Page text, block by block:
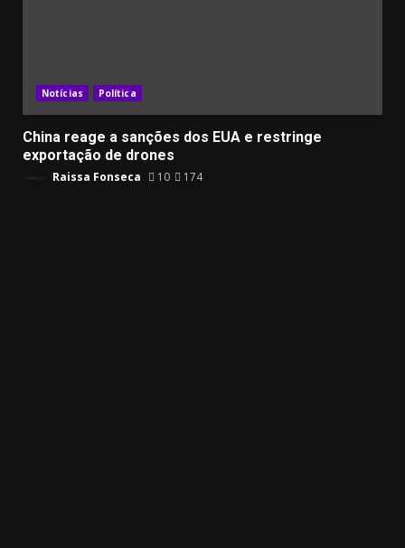
Notícias Política
China reage a sanções dos EUA e restringe
exportação de drones
Raissa Fonseca 10 174